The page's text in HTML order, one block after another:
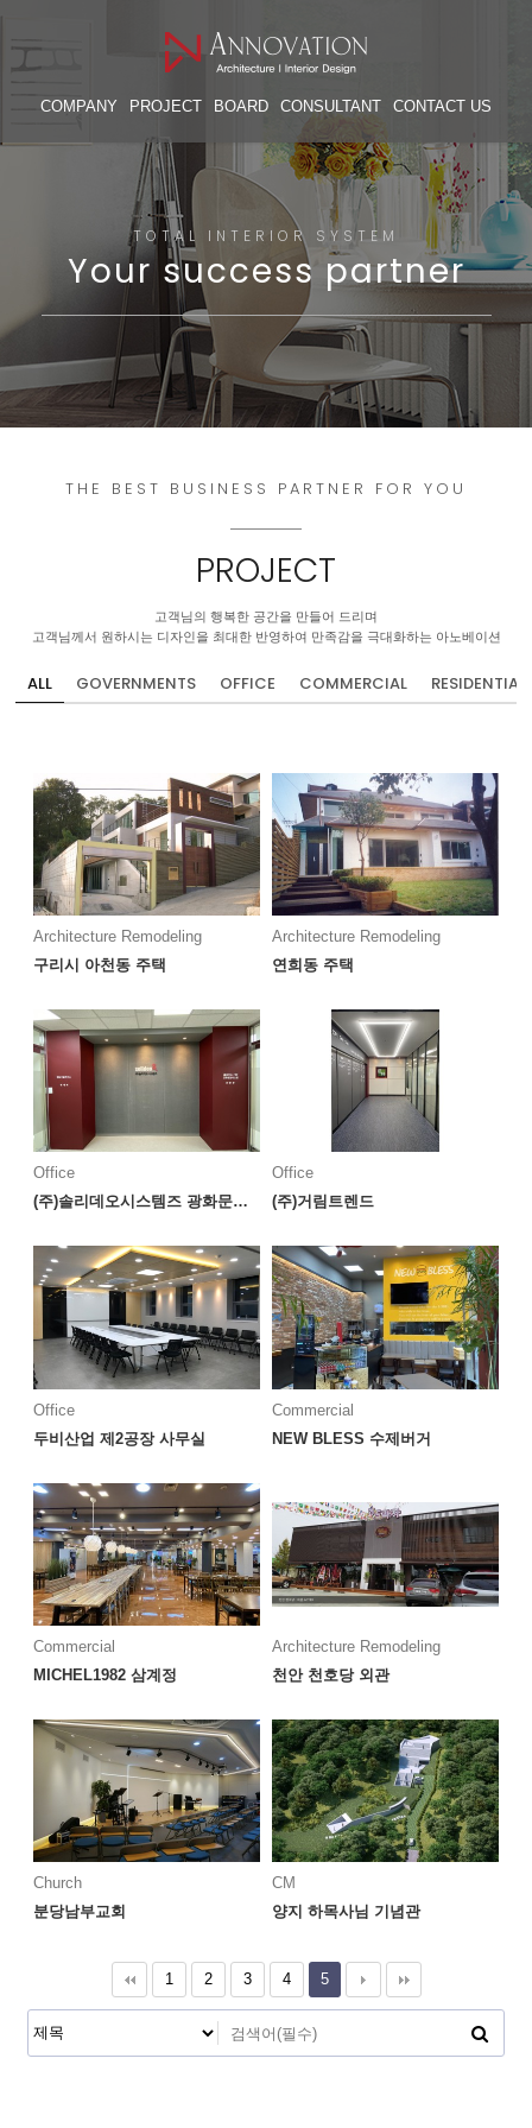
COMPANY PROJECT BOARD CONSULTANT CONTACT US
TOTAL INTERIOR SYSTEM
Your success partner
THE BEST BUSINESS PARTNER FOR YOU
PROJECT
고객님의 행복한 공간을 만들어 드리며
고객님께서 원하시는 디자인을 최대한 반영하여 만족감을 극대화하는 아노베이션
ALL GOVERNMENTS OFFICE COMMERCIAL RESIDENTIAL
Architecture Remodeling
구리시 아천동 주택
Architecture Remodeling
연희동 주택
Office
(주)솔리데오시스템즈 광화문지점
Office
(주)거림트렌드
Office
두비산업 제2공장 사무실
Commercial
NEW BLESS 수제버거
Commercial
MICHEL1982 삼계정
Architecture Remodeling
천안 천호당 외관
Church
분당남부교회
CM
양지 하목사님 기념관
1 2 3 4 5